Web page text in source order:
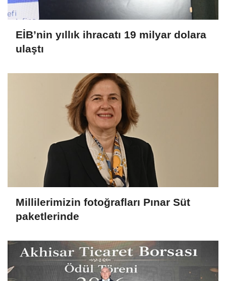
EİB’nin yıllık ihracatı 19 milyar dolara
ulaştı
Millilerimizin fotoğrafları Pınar Süt
paketlerinde